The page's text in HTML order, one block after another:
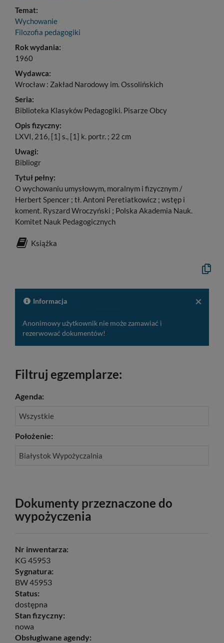
Temat:
Wychowanie
Filozofia pedagogiki
Rok wydania:
1960
Wydawca:
Wrocław : Zakład Narodowy im. Ossolińskich
Seria:
Biblioteka Klasyków Pedagogiki. Pisarze Obcy
Opis fizyczny:
LXVI, 216, [1] s., [1] k. portr. ; 22 cm
Uwagi:
Bibliogr
Tytuł pełny:
O wychowaniu umysłowym, moralnym i fizycznym /
Herbert Spencer ; tł. Antoni Peretiatkowicz ; wstęp i
koment. Ryszard Wroczyński ; Polska Akademia Nauk.
Komitet Nauk Pedagogicznych
Książka
Kopiuj
do
×
Informacja
Anonimowy użytkownik nie może zamawiać i
rezerwować dokumentów!
Filtruj egzemplarze:
Agenda:
Wszystkie
Położenie:
Białystok Wypożyczalnia
Dokumenty przeznaczone do
wypożyczenia
Nr inwentarza:
KG 45953
Sygnatura:
BW 45953
Status:
dostępna
Stan fizyczny:
nowa
Obsługiwane agendy: